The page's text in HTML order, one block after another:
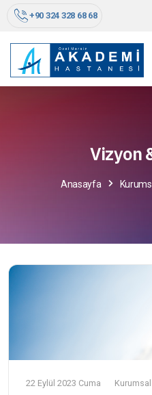
+90 324 328 68 68
Vizyon
Anasayfa
22 Eylül 2023 Cuma Kurumsal